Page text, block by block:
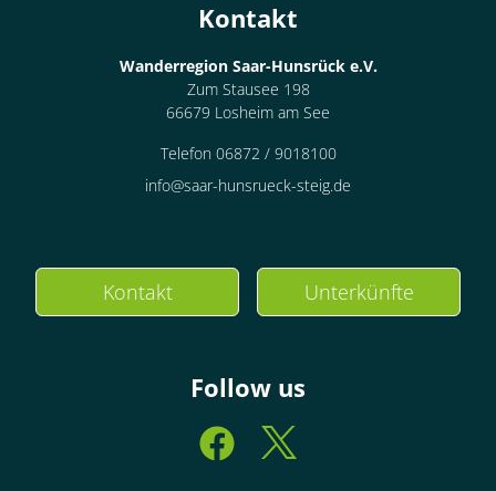
Kontakt
Wanderregion Saar-Hunsrück e.V.
Zum Stausee 198
66679 Losheim am See
Telefon 06872 / 9018100
info@saar-hunsrueck-steig.de
Kontakt Unterkünfte
Follow us